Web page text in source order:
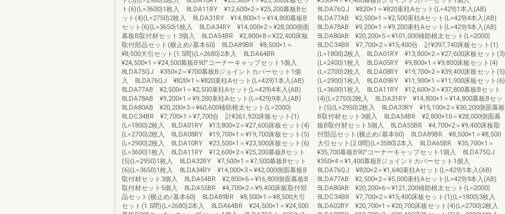
ト(6)(L=3600)1枚入 8LDA11RY ¥12,600×2＝¥25,200幕板Bセ
ット(4)(L=2750)2枚入 8LDA31RY ¥14,800×1＝¥14,800幕板B
セット(6)(L=3650)1枚入 8LDA34RY ¥14,000×2＝¥28,000側面
幕板B取付材セット3個入 8LDA54BR ¥2,800×8＝¥22,400床板
取付部品セット(横止め/基本60) 8LDA89BR ¥8,500×1＝
¥8,500大引セット(1.5間)(L=2680)2本入 8LDA64BR
¥24,500×1＝¥24,500幕板B90°コーナーキャップセット1個入
8LDA75QJ ¥350×2＝¥700幕板Bジョイントカバーセット1個
入 8LDA76QJ ¥820×1＝¥820束柱Aセット(L=429)1本入(AB)
8LDA77AB ¥2,500×1＝¥2,500束柱Aセット(L=429)4本入(AB)
8LDA78AB ¥9,200×1＝¥9,200束柱Aセット(L=429)9本入(AB)
8LDA80AB ¥20,200×3＝¥60,600補助根太セット(L=2000)
8LDC34BR ¥7,700×1＝¥7,700合 計¥261,920床板セット(1)
(L=1800)2枚入 8LDA01RY ¥13,800×2＝¥27,600床板セット(4)
(L=2700)2枚入 8LDA08RY ¥19,700×1＝¥19,700床板セット(5)
(L=2900)2枚入 8LDA10RY ¥23,500×1＝¥23,500床板セット(6)
(L=3600)1枚入 8LDA11RY ¥12,600×2＝¥25,200幕板Bセット
(5)(L=2950)1枚入 8LDA32RY ¥7,500×1＝¥7,500幕板Bセット
(6)(L=3650)1枚入 8LDA34RY ¥14,000×3＝¥42,000側面幕板B
取付材セット3個入 8LDA54BR ¥2,800×6＝¥16,800側面幕板B
取付材セット5個入 8LDA55BR ¥4,700×2＝¥9,400床板取付部
品セット(横止め/基本60) 8LDA89BR ¥8,500×1＝¥8,500大引
セット(1.5間)(L=2680)2本入 8LDA64BR ¥24,500×1＝¥24,500
8LDA76QJ ¥820×1＝¥820束柱Aセット(L=429)1本入(AB)
8LDA77AB ¥2,500×1＝¥2,500束柱Aセット(L=429)4本入(AB)
8LDA78AB ¥9,200×1＝¥9,200束柱Aセット(L=429)9本入(AB)
8LDA80AB ¥20,200×5＝¥101,000補助根太セット(L=2000)
8LDC34BR ¥7,700×2＝¥15,400合 計¥397,740床板セット(1)
(L=1800)2枚入 8LDA01RY ¥13,800×2＝¥27,600床板セット(3)
(L=2400)1枚入 8LDA05RY ¥9,800×1＝¥9,800床板セット(4)
(L=2700)2枚入 8LDA08RY ¥19,700×2＝¥39,400床板セット(5)
(L=2900)1枚入 8LDA09RY ¥11,900×1＝¥11,900床板セット(6)
(L=3600)1枚入 8LDA11RY ¥12,600×3＝¥37,800幕板Bセット
(4)(L=2750)2枚入 8LDA31RY ¥14,800×1＝¥14,800幕板Bセッ
ト(5)(L=2950)2枚入 8LDA33RY ¥15,100×2＝¥30,200側面幕板
B取付材セット3個入 8LDA54BR ¥2,800×10＝¥28,000側面幕
板B取付材セット5個入 8LDA55BR ¥4,700×2＝¥9,400床板取
付部品セット(横止め/基本60) 8LDA89BR ¥8,500×1＝¥8,500
大引セット(2.0間)(L=3580)2本入 8LDA65BR ¥35,700×1＝
¥35,700幕板B90°コーナーキャップセット1個入 8LDA75QJ
¥350×4＝¥1,400幕板Bジョイントカバーセット1個入
8LDA76QJ ¥820×2＝¥1,640束柱Aセット(L=429)1本入(AB)
8LDA77AB ¥2,500×2＝¥5,000束柱Aセット(L=429)9本入(AB)
8LDA80AB ¥20,200×6＝¥121,200補助根太セット(L=2000)
8LDC34BR ¥7,700×2＝¥15,400床板セット(1)(L=1800)3枚入
8LDA02RY ¥20,700×1＝¥20,700床板セット(4)(L=2700)2枚入